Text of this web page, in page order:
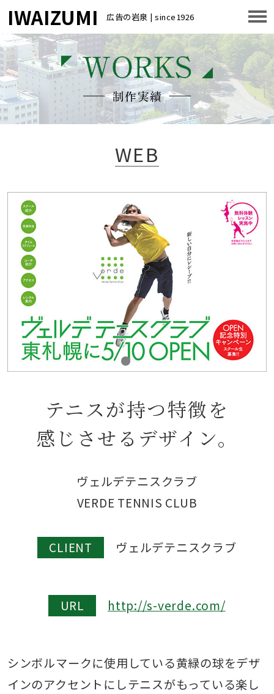
IWAIZUMI 広告の岩泉 | since1926
WEB
テニスが持つ特徴を
感じさせるデザイン。
ヴェルデテニスクラブ
VERDE TENNIS CLUB
CLIENT ヴェルデテニスクラブ
URL http://s-verde.com/
シンボルマークに使用している黄緑の球をデザ
インのアクセントにしテニスがもっている楽し